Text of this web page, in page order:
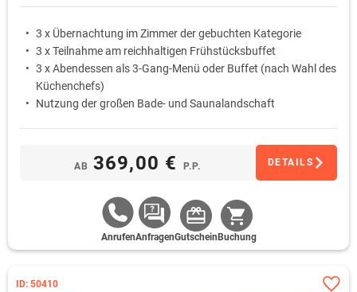
3 x Übernachtung im Zimmer der gebuchten Kategorie
3 x Teilnahme am reichhaltigen Frühstücksbuffet
3 x Abendessen als 3-Gang-Menü oder Buffet (nach Wahl des
Küchenchefs)
Nutzung der großen Bade- und Saunalandschaft
AB 369,00 € P.P. DETAILS
AnrufenAnfragenGutschein Buchung
ID: 50410